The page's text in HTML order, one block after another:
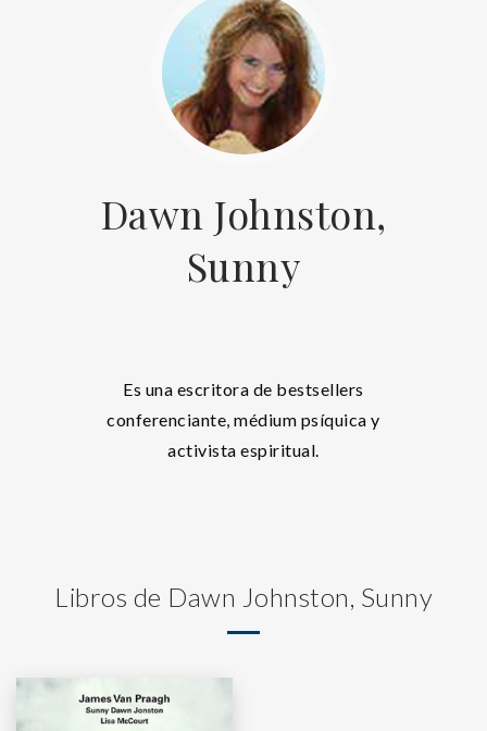
Dawn Johnston,
Sunny
Es una escritora de bestsellers
conferenciante, médium psíquica y
activista espiritual.
Libros de Dawn Johnston, Sunny